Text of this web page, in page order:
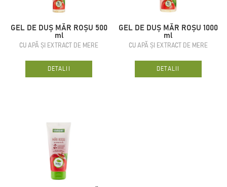
GEL DE DUȘ MĂR ROȘU 500
ml
CU APĂ ȘI EXTRACT DE MERE
DETALII
GEL DE DUȘ MĂR ROȘU 1000
ml
CU APĂ ȘI EXTRACT DE MERE
DETALII